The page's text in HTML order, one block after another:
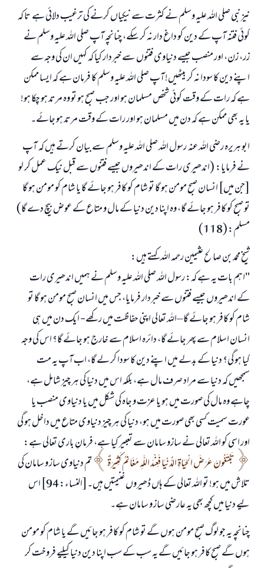
نیز نبی صلی اللہ علیہ وسلم نے کثرت سے نیکیاں کرنے کی ترغیب دلائی ہے تا کہ
کوئی فتنہ آپ کے دین کو داغ دار نہ کر سکے، چنانچہ آپ صلی اللہ علیہ وسلم نے
زر، زن، اور منصب جیسے دنیاوی فتنوں سے خبردار کیا کہ کہیں ان کی وجہ سے
اپنے دین کا سودا نہ کر بیٹھیں! آپ صلی اللہ علیہ وسلم کا فرمان ہے کہ ایسا ممکن
ہے کہ رات کے وقت کوئی شخص مسلمان ہو اور جب صبح ہو تو وہ مرتد ہو چکا ہو!
یا یہ بھی ممکن ہے کہ دن میں مسلمان ہو اور رات کے وقت مرتد ہو جائے۔
ابو ہریرہ رضی اللہ عنہ رسول اللہ صلی اللہ علیہ وسلم سے بیان کرتے ہیں کہ آپ
نے فرمایا: (اندھیری رات کے اندھیروں جیسے فتنوں سے قبل نیک عمل کر لو
[جن میں] انسان صبح مومن ہو گا تو شام کو کافر ہو جائے گا یا شام کو مومن ہو گا
تو صبح کو کافر ہو جائے گا، وہ اپنا دین دنیا کے مال و متاع کے عوض بیچ دے گا)
مسلم: (118)
شیخ محمد بن صالح عثیمین رحمہ اللہ کہتے ہیں:
"اہم بات یہ ہے کہ: رسول اللہ صلی اللہ علیہ وسلم نے ہمیں اندھیری رات
کے اندھیروں جیسے فتنوں سے خبردار فرمایا، جس میں انسان صبح مومن ہو گا تو
شام کو کافر ہو جائے گا –اللہ تعالی اپنی حفاظت میں رکھے- ایک دن میں ہی
انسان اسلام سے پھر جائے گا، دائرہ اسلام سے خارج ہو جائے گا؟ اس کی وجہ
کیا ہو گی؟ دنیا کے بدلے میں اپنے دین کا سودا کر لے گا، اب آپ یہ مت
سمجھیں کہ دنیا سے مراد صرف مال ہے، بلکہ اس میں دنیا کی ہر چیز شامل ہے،
چاہے وہ مال کی صورت میں ہو یا عزت و جاہ کی شکل میں یا دنیاوی منصب یا
عورت سمیت کسی بھی صورت میں ہو، دنیا کی ہر چیز دنیاوی متاع میں داخل ہو گی
اور اسی کو اللہ تعالی نے سازو سامان سے تعبیر کیا ہے، فرمانِ باری تعالی ہے:
تَبْتَغُونَ عَرَضَ الْحَيَاةِ الدُّنْيَا فَعِنْدَ اللَّهِ مَغَانِمُ كَثِيرَةٌ
تم دنیاوی ساز و سامان کی
تلاش میں ہو! تو اللہ تعالی کے ہاں ڈھیروں غنیمتیں ہیں۔[النساء: 94] اس
لیے دنیا میں کچھ بھی یہ عارضی ساز و سامان ہے۔
چنانچہ یہ جو لوگ صبح مومن ہوں گے تو شام کو کافر ہو جائیں گے یا شام کو مومن
ہوں گے صبح کافر ہو جائیں گے یہ سب کے سب اپنا دین دنیا کیلیے فروخت کر
جواب نمبر 110845 نے نکاح ٹوٹنے سے بچایا۔
امت مسلمہ کے واسطے جوابات پیش کرنے کے لیے ہماری مدد کریں